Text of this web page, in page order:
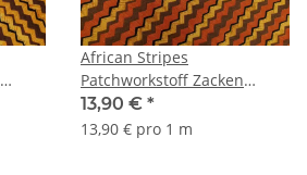
African Stripes
Patchworkstoff Zacken
braun, terracotta
13,90 € *
13,90 € pro 1 m